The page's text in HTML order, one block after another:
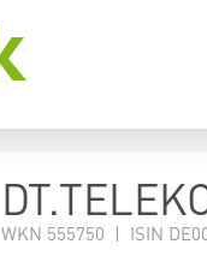
WKN 555750 | ISIN